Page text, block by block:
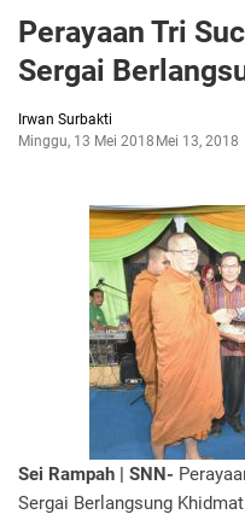
Perayaan Tri
Sergai
Irwan Surbakti
Minggu, 13 Mei 2018 Mei 13, 2018
Sei Rampah | SNN-
Sergai Berlangsung